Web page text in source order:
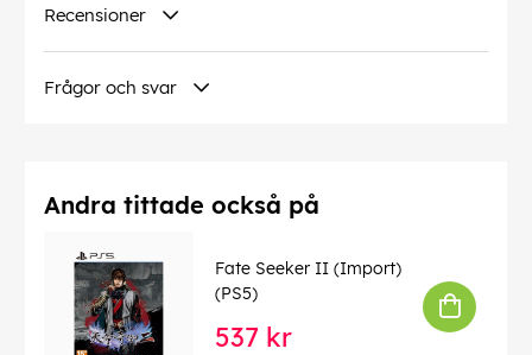
Recensioner
Frågor och svar
Andra tittade också på
Fate Seeker II (Import)
(PS5)
537 kr